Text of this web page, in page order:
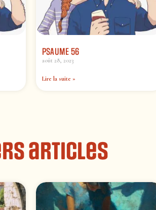
PSAUME 56
août 28, 2023
Lire la suite »
articles